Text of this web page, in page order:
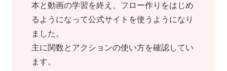
本と動画の学習を終え、フロー作りをはじめ
るようになって公式サイトを使うようになり
ました。
主に関数とアクションの使い方を確認してい
ます。